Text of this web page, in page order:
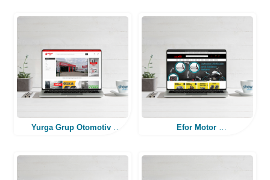
Yurga Grup Otomotiv
Efor Motor